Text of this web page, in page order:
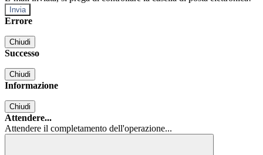
Errore
Chiudi
Successo
Chiudi
Informazione
Chiudi
Attendere...
Attendere il completamento dell'operazione...